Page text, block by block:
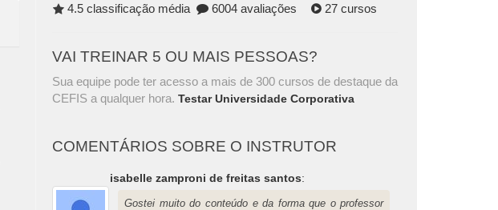
4.5 classificação média 6004 avaliações 27 cursos
VAI TREINAR 5 OU MAIS PESSOAS?
Sua equipe pode ter acesso a mais de 300 cursos de destaque da
CEFIS a qualquer hora.Testar Universidade Corporativa
COMENTÁRIOS SOBRE O INSTRUTOR
isabelle zamproni de freitas santos:
Gostei muito do conteúdo e da forma que o professor